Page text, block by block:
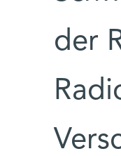
der